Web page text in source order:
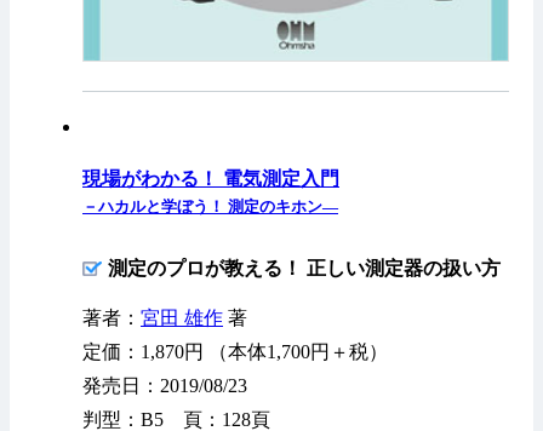
現場がわかる！ 電気測定入門
－ハカルと学ぼう！ 測定のキホン—
測定のプロが教える！ 正しい測定器の扱い方
著者： 宮田 雄作 著
定価：1,870円 （本体1,700円＋税）
発売日：2019/08/23
判型：B5 頁：128頁